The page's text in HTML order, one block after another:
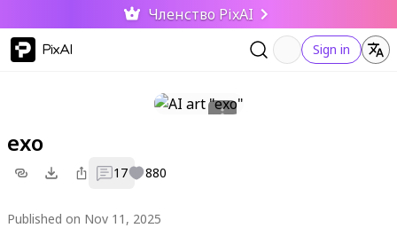
Членство PixAI
PixAI Sign in
exo
17 880
Published on Nov 11, 2025